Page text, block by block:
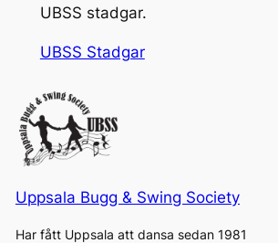
UBSS stadgar.
UBSS Stadgar
Uppsala Bugg & Swing Society
Har fått Uppsala att dansa sedan 1981